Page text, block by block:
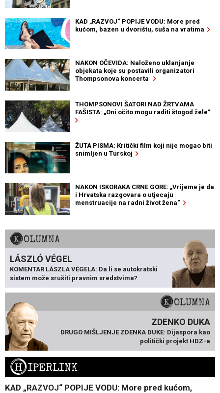
KAD „RAZVOJ“ POPIJE VODU: More pred
kućom, bazen u dvorištu, suša na vratima
NAKON OČEVIDA: Naloženo uklanjanje
objekata koje su postavili organizatori
Thompsonova koncerta
THOMPSONOVI ŠATORI NAD ŽRTVAMA
FAŠISTA: „Oni očito mogu raditi štogod žele“
ŽUTA PISMA: Kritički film koji nije mogao biti
snimljen u Turskoj
NAKON ISKORAKA CRNE GORE: „Vrijeme je da
i Hrvatska razgovara o utjecaju
menstruacije na radni život žena“
KOLUMNA
LÁSZLÓ VÉGEL
KOMENTAR LÁSZLA VÉGELA: Da li se autokratski
sistem može srušiti pravnim sredstvima?
KOLUMNA
ZDENKO DUKA
DRUGO MIŠLJENJE ZDENKA DUKE: Dijaspora kao
politički projekt HDZ-a
HIPERLINK
KAD „RAZVOJ“ POPIJE VODU: More pred kućom,